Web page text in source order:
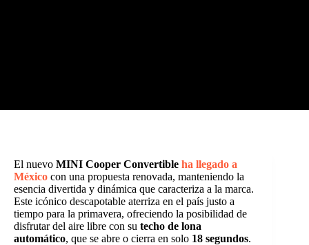
El nuevo MINI Cooper Convertible ha llegado a
México con una propuesta renovada, manteniendo la
esencia divertida y dinámica que caracteriza a la marca.
Este icónico descapotable aterriza en el país justo a
tiempo para la primavera, ofreciendo la posibilidad de
disfrutar del aire libre con su techo de lona
automático, que se abre o cierra en solo 18 segundos.